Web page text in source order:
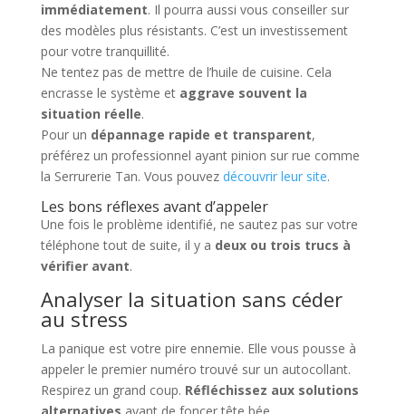
immédiatement. Il pourra aussi vous conseiller sur
des modèles plus résistants. C’est un investissement
pour votre tranquillité.
Ne tentez pas de mettre de l’huile de cuisine. Cela
encrasse le système et aggrave souvent la
situation réelle.
Pour un dépannage rapide et transparent,
préférez un professionnel ayant pinion sur rue comme
la Serrurerie Tan. Vous pouvez découvrir leur site.
Les bons réflexes avant d’appeler
Une fois le problème identifié, ne sautez pas sur votre
téléphone tout de suite, il y a deux ou trois trucs à
vérifier avant.
Analyser la situation sans céder
au stress
La panique est votre pire ennemie. Elle vous pousse à
appeler le premier numéro trouvé sur un autocollant.
Respirez un grand coup. Réfléchissez aux solutions